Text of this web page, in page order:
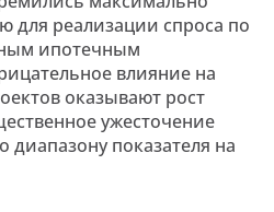
для реализации спроса по
ипотечным
влияние на
оказывают рост
ужесточение
диапазону показателя на